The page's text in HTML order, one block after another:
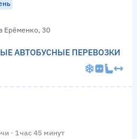
Ерёменко, 30
АВТОБУСНЫЕ ПЕРЕВОЗКИ
· 1 час 45 минут